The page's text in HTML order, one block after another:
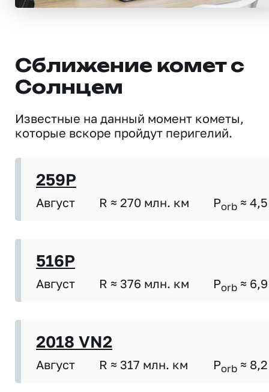
Сближение комет с
Солнцем
Известные на данный момент кометы,
которые вскоре пройдут перигелий.
259P
Август R ≈ 270 млн. км Porb ≈ 4,5
516P
Август R ≈ 376 млн. км Porb ≈ 6,9
2018 VN2
Август R ≈ 317 млн. км Porb ≈ 8,2